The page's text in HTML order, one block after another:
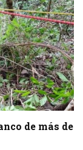
de más de